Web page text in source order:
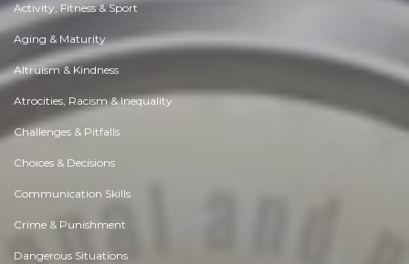
Activity, Fitness & Sport
Aging & Maturity
Altruism & Kindness
Atrocities, Racism & Inequality
Challenges & Pitfalls
Choices & Decisions
Communication Skills
Crime & Punishment
Dangerous Situations